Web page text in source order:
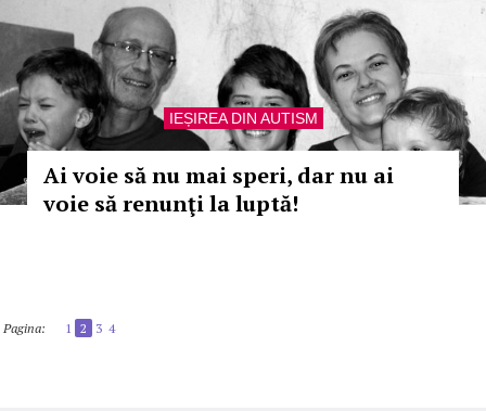
IEȘIREA DIN AUTISM
Ai voie să nu mai speri, dar nu ai
voie să renunţi la luptă!
Pagina: 1 2 3 4